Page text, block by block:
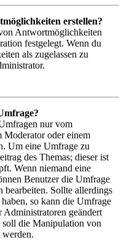
erstellen?
Antwortmöglichkeiten
festgelegt. Wenn du
als zugelassen zu
nur vom
Moderator oder einem
Um eine Umfrage zu
des Themas; dieser ist
Wenn niemand eine
Benutzer die Umfrage
bearbeiten. Sollte allerdings
so kann die Umfrage
geändert
die Manipulation von